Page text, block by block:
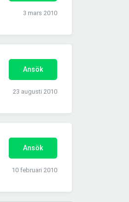
3 mars 2010
Ansök
23 augusti 2010
Ansök
10 februari 2010